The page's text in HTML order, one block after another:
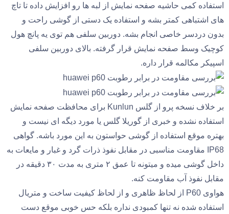
استفاده کمی حاشیه صفحه نمایش از لبه ها رو افزایش داده تا تاچ
های اشتباهی کمتر بشه و استفاده یک دستی از گوشی راحت و
بدون دردسر خاصی انجام بشه. دوربین سلفی هم توی یه پانچ هول
کوچیک وسط صفحه نمایش قرار گرفته. بالای دوربین سلفی
اسپیکر مکالمه قرار داره.
بر خلاف نسخه پرو از گلس Kunlun برای محافظت صفحه نمایش
استفاده نشده و خبری از گوریلا گلس یا مورد دیگه ای نیست و
بهتره موقع استفاده از گوشی حواستون به این مورد باشه. گواهی
IP68 مقاومت مناسبی در مقابل نفوذ ذرات گرد و غبار و مایعات به
داخل گوشی میده و میتونه تا عمق ۲ متری به مدت ۳۰ دقیقه در
مقابل نفوذ آب مقاومت کنه.
هواوی P60 از لحاظ ظاهری و از لحاظ کیفیت ساخت و متریال
استفاده شده نه تنها کمبودی نداره بلکه حس خوبی موقع دست